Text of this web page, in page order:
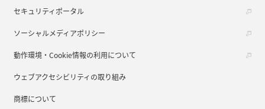
セキュリティポータル
ソーシャルメディアポリシー
動作環境・Cookie情報の利用について
ウェブアクセシビリティの取り組み
商標について